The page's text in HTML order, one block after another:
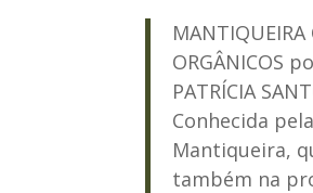
MANTIQUEIRA
ORGÂNICOS
PATRÍCIA
Conhecida
Mantiqueira,
também na